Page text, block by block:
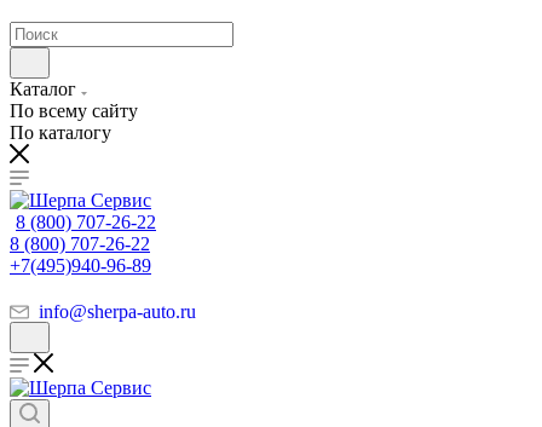
Каталог
По всему сайту
По каталогу
8 (800) 707-26-22
8 (800) 707-26-22
+7(495)940-96-89
info@sherpa-auto.ru